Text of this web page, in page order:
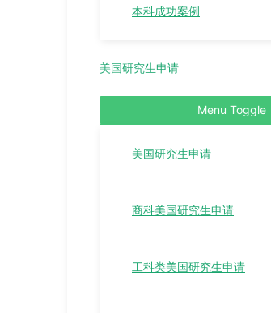
本科成功案例
美国研究生申请
Menu Toggle
美国研究生申请
商科美国研究生申请
工科类美国研究生申请